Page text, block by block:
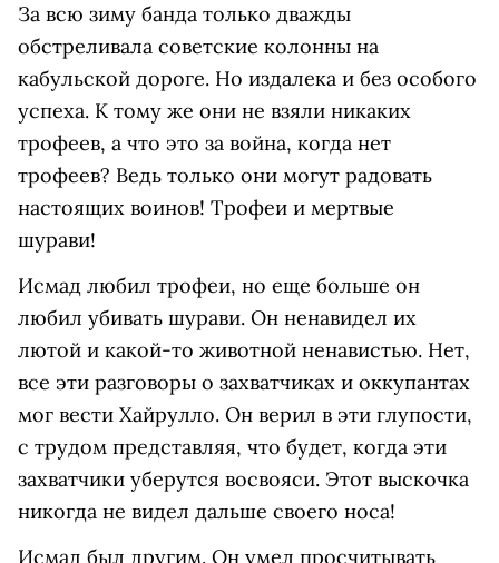
За всю зиму банда только дважды
обстреливала советские колонны на
кабульской дороге. Но издалека и без особого
успеха. К тому же они не взяли никаких
трофеев, а что это за война, когда нет
трофеев? Ведь только они могут радовать
настоящих воинов! Трофеи и мертвые
шурави!
Исмад любил трофеи, но еще больше он
любил убивать шурави. Он ненавидел их
лютой и какой-то животной ненавистью. Нет,
все эти разговоры о захватчиках и оккупантах
мог вести Хайрулло. Он верил в эти глупости,
с трудом представляя, что будет, когда эти
захватчики уберутся восвояси. Этот выскочка
никогда не видел дальше своего носа!
Исмад был другим. Он умел просчитывать